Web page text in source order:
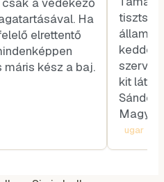
Ha
elrettentő
kész a baj.
kedden
kit
Magyar
ugar